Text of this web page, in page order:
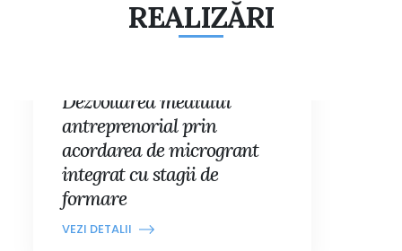
REALIZĂRI
Dezvoltarea mediului
antreprenorial prin
acordarea de microgrant
integrat cu stagii de
formare
VEZI DETALII